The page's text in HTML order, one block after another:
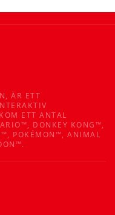
ÄR ETT
ETT ANTAL
DONKEY KONG™,
POKÉMON™, ANIMAL